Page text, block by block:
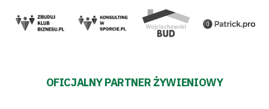
OFICJALNY PARTNER ŻYWIENIOWY